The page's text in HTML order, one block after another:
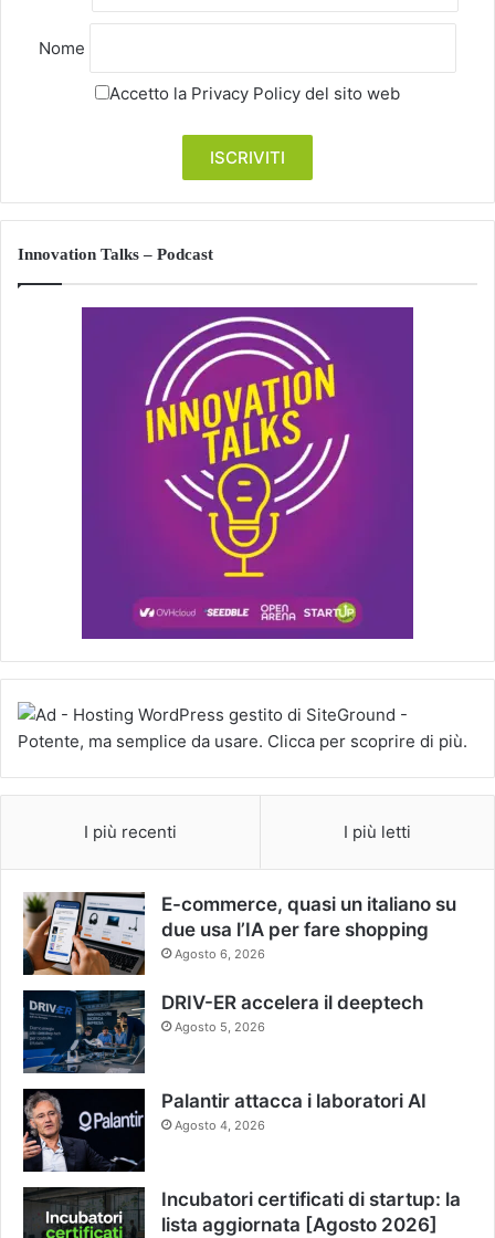
Nome
Accetto la Privacy Policy del sito web
Innovation Talks – Podcast
I più recenti I più letti
E-commerce, quasi un italiano su
due usa l’IA per fare shopping
Agosto 6, 2026
DRIV-ER accelera il deeptech
Agosto 5, 2026
Palantir attacca i laboratori AI
Agosto 4, 2026
Incubatori certificati di startup: la
lista aggiornata [Agosto 2026]